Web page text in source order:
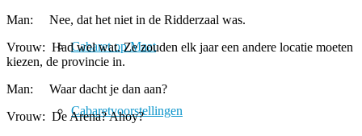
Cabaret op Maat
Cabaretvoorstellingen
Man: Nee, dat het niet in de Ridderzaal was.
Vrouw: Had wel wat. Ze zouden elk jaar een andere locatie moeten
kiezen, de provincie in.
Man: Waar dacht je dan aan?
Vrouw: De Arena? Ahoy?